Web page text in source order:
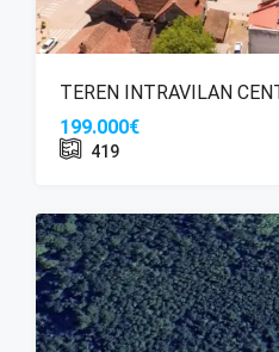
TEREN INTRAVILAN
199.000€
419